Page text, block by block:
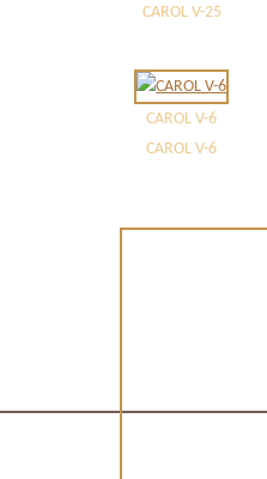
CAROL V-25
CAROL V-6
CAROL V-6